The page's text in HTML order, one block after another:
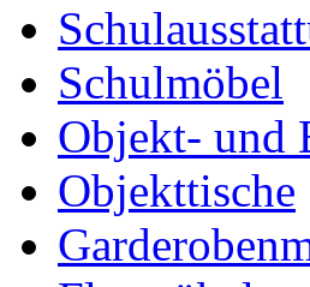
Schulmöbel
Objekt- und
Objekttische